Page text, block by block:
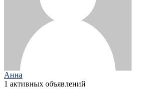
Анна
1 активных объявлений